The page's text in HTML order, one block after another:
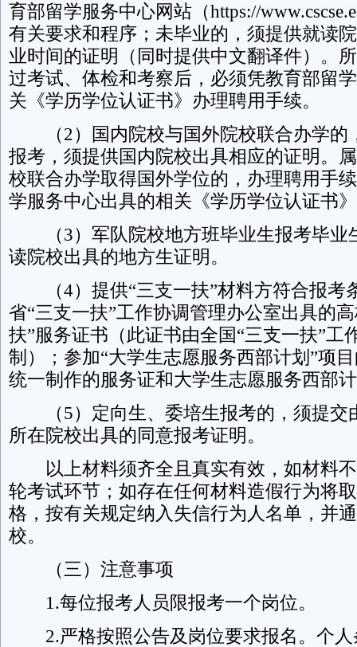
育部留学服务中心网站（https://
有关要求和程序；未毕业的，须提供就读
业时间的证明（同时提供中文翻译件）。
过考试、体检和考察后，必须凭教育部留
关《学历学位认证书》办理聘用手续。
（2）国内院校与国外院校联合办学的
报考，须提供国内院校出具相应的证明。
校联合办学取得国外学位的，办理聘用手
学服务中心出具的相关《学历学位认证书
（3）军队院校地方班毕业生报考毕业
读院校出具的地方生证明。
（4）提供“三支一扶”材料方符合报考
省“三支一扶”工作协调管理办公室出具的
扶”服务证书（此证书由全国“三支一扶”工
制）；参加“大学生志愿服务西部计划”项
统一制作的服务证和大学生志愿服务西部
（5）定向生、委培生报考的，须提交
所在院校出具的同意报考证明。
以上材料须齐全且真实有效，如材料不
轮考试环节；如存在任何材料造假行为将
格，按有关规定纳入失信行为人名单，并
校。
（三）注意事项
1.每位报考人员限报考一个岗位。
2.严格按照公告及岗位要求报名。个人